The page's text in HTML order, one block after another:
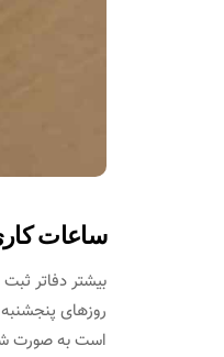
ساعات
روزهای
است به صورت